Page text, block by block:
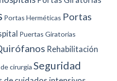
Portas Herméticas Portas
Puertas Giratorias
Rehabilitación
cirurgia Seguridad